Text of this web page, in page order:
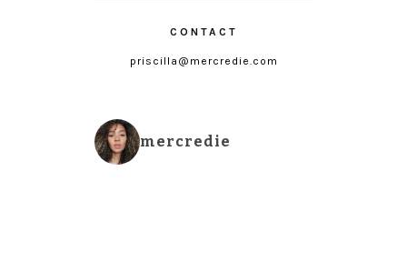
CONTACT
priscilla@mercredie.com
mercredie